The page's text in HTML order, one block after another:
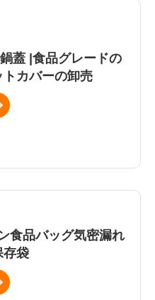
蓋 |食品グレードの
カバーの卸売
わせ
食品バッグ気密漏れ
存袋